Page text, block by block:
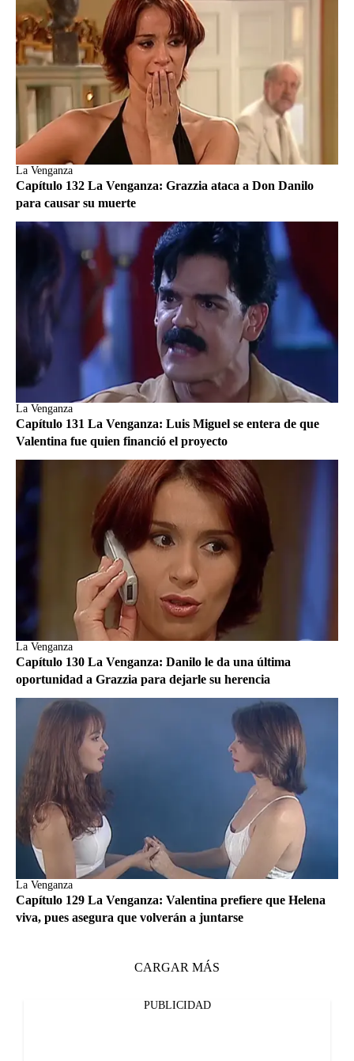
La Venganza
Capítulo 132 La Venganza: Grazzia ataca a Don Danilo
para causar su muerte
La Venganza
Capítulo 131 La Venganza: Luis Miguel se entera de que
Valentina fue quien financió el proyecto
La Venganza
Capítulo 130 La Venganza: Danilo le da una última
oportunidad a Grazzia para dejarle su herencia
La Venganza
Capítulo 129 La Venganza: Valentina prefiere que Helena
viva, pues asegura que volverán a juntarse
CARGAR MÁS
PUBLICIDAD